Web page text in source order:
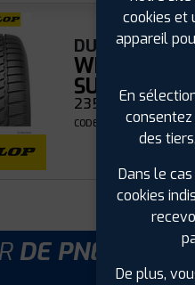
DUNLOP
WINT SPORT
SUV
235/55 R 17 103V
CODE EAN :
DE PNEUS
cookies et
appareil
En
des
Dans le
cookies
De plus,